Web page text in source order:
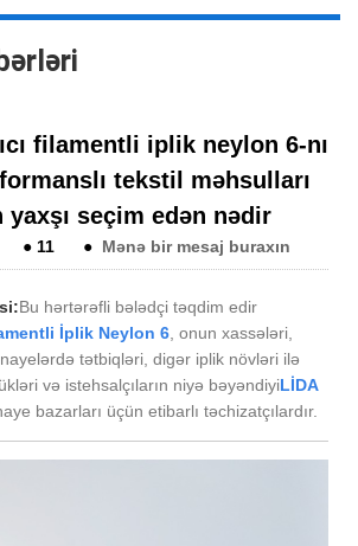
filamentli iplik neylon 6-nı
tekstil məhsulları
yaxşı seçim edən nədir
● 11 ● Mənə bir mesaj buraxın
Bu hərtərəfli bələdçi təqdim edir
İplik Neylon 6 , onun xassələri,
tətbiqləri, digər iplik növləri ilə
və istehsalçıların niyə bəyəndiyiLİDA
bazarları üçün etibarlı təchizatçılardır.